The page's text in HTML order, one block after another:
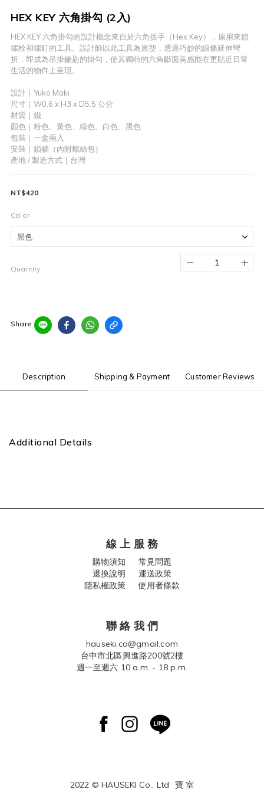
HEX KEY 六角掛勾 (2入)
HEX KEY 六角掛勾的設計概念來自於六角扳手（Hex Key），原用來鎖
螺栓和螺釘的工具。設計師以此工具為原型，透過巧妙的線條延伸彎
折，即成為吊掛鑰匙的掛勾，使其獨特的六角斷面美感能在更貼近日常
生活的物件上呈現。
設計｜Yuko Maki
尺寸｜W0.6 x H3 x D5.5 公分
材質｜鐵
顏色｜粉色、黃色、綠色、白色、黑色
包裝｜一盒兩入
安裝｜鎖牆（內附螺絲包）
產地 / 製造方式｜台灣
NT$420
Color
Quantity
Share
Description Shipping & Payment Customer Reviews
Additional Details
線 上 服 務
購物須知 常見問題
退換說明
運送政策
隱私權政策 使用者條款
聯 絡 我 們
hauseki.co@gmail.com
台中市北區興進路200號2樓
週一至週六 10 a.m. - 18 p.m.
2022 © HAUSEKI Co., Ltd 寶 室